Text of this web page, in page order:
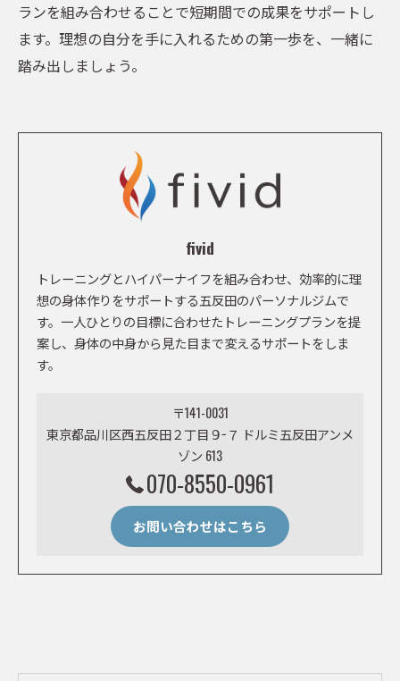
ランを組み合わせることで短期間での成果をサポートし
ます。理想の自分を手に入れるための第一歩を、一緒に
踏み出しましょう。
fivid
トレーニングとハイパーナイフを組み合わせ、効率的に理
想の身体作りをサポートする五反田のパーソナルジムで
す。一人ひとりの目標に合わせたトレーニングプランを提
案し、身体の中身から見た目まで変えるサポートをしま
す。
〒141-0031
東京都品川区西五反田２丁目９−７ ドルミ五反田アンメ
ゾン 613
070-8550-0961
お問い合わせはこちら